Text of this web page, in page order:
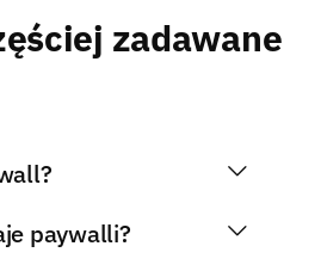
zadawane
paywalli?